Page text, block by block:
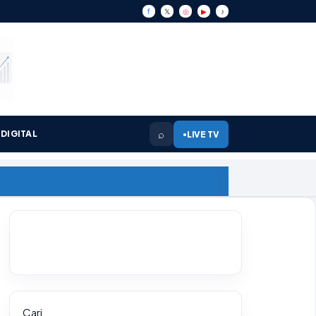
f 𝕏 ◎ ▶ ♪
⌕ ●LIVE TV
Cari